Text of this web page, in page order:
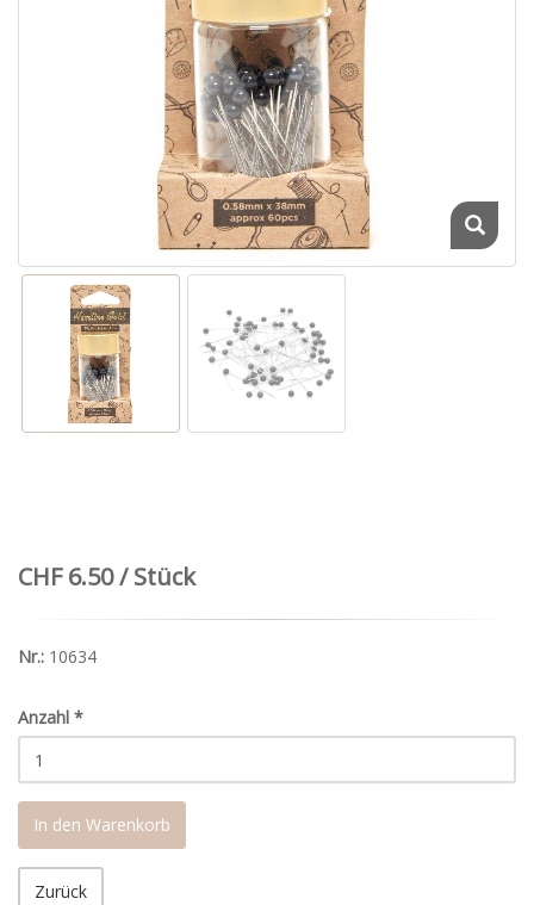
CHF 6.50 / Stück
Nr.: 10634
Anzahl *
In den Warenkorb
Zurück